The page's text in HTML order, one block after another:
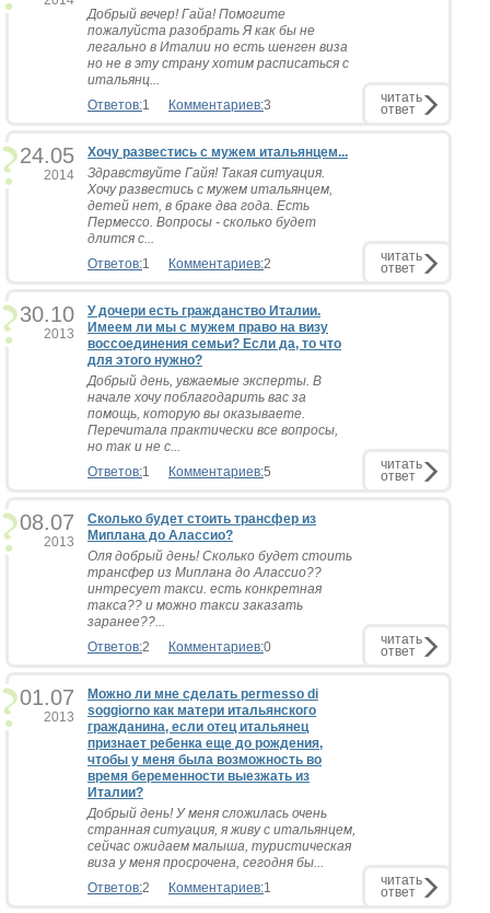
Добрый вечер! Гайа! Помогите
пожалуйста разобрать Я как бы не
легально в Италии но есть шенген виза
но не в эту страну хотим расписаться с
итальянц...
Ответов:1 Комментариев:3 читать
ответ
24.05
2014
Хочу развестись с мужем итальянцем...
Здравствуйте Гайя! Такая ситуация.
Хочу развестись с мужем итальянцем,
детей нет, в браке два года. Есть
Пермессо. Вопросы - сколько будет
длится с...
Ответов:1 Комментариев:2 читать
ответ
30.10
2013
У дочери есть гражданство Италии.
Имеем ли мы с мужем право на визу
воссоединения семьи? Если да, то что
для этого нужно?
Добрый день, увжаемые эксперты. В
начале хочу поблагодарить вас за
помощь, которую вы оказываете.
Перечитала практически все вопросы,
но так и не с...
Ответов:1 Комментариев:5 читать
ответ
08.07
2013
Сколько будет стоить трансфер из
Миплана до Алассио?
Оля добрый день! Сколько будет стоить
трансфер из Миплана до Алассио??
интресует такси. есть конкретная
такса?? и можно такси заказать
заранее??...
Ответов:2 Комментариев:0 читать
ответ
01.07
2013
Можно ли мне сделать permesso di
soggiorno как матери итальянского
гражданина, если отец итальянец
признает ребенка еще до рождения,
чтобы у меня была возможность во
время беременности выезжать из
Италии?
Добрый день! У меня сложилась очень
странная ситуация, я живу с итальянцем,
сейчас ожидаем малыша, туристическая
виза у меня просрочена, сегодня бы...
Ответов:2 Комментариев:1 читать
ответ